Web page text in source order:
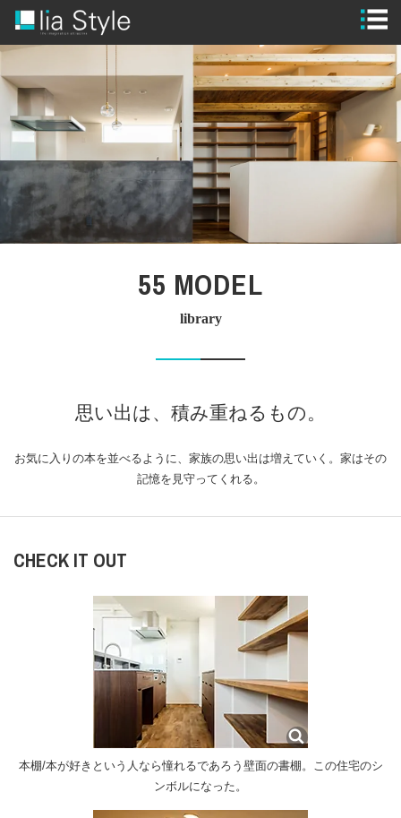
STYLE
GUIDE
MODEL HOUSE
WORKS
FLOW
55 MODEL
library
思い出は、積み重ねるもの。
お気に入りの本を並べるように、 家族の思い出は増えていく。 家はその
記憶を見守ってくれる。
CHECK IT OUT
本棚/本が好きという人なら憧れるであろう壁面の書棚。この住宅のシ
ンボルになった。